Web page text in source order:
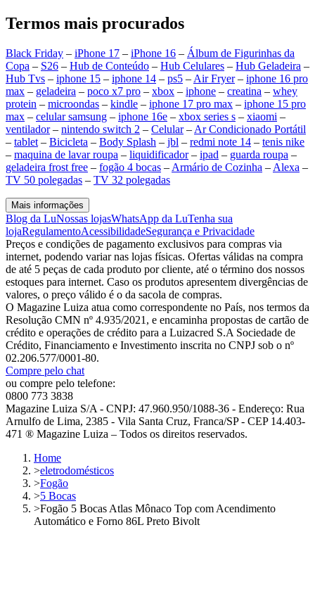
Termos mais procurados
Black Friday – iPhone 17 – iPhone 16 – Álbum de Figurinhas da
Copa – S26 – Hub de Conteúdo – Hub Celulares – Hub Geladeira –
Hub Tvs – iphone 15 – iphone 14 – ps5 – Air Fryer– iphone 16 pro
max – geladeira – poco x7 pro – xbox – iphone – creatina – whey
protein – microondas – kindle – iphone 17 pro max – iphone 15 pro
max – celular samsung – iphone 16e – xbox series s – xiaomi –
ventilador– nintendo switch 2 – Celular– Ar Condicionado Portátil
– tablet – Bicicleta – Body Splash – jbl – redmi note 14 – tenis nike
– maquina de lavar roupa – liquidificador– ipad – guarda roupa –
geladeira frost free – fogão 4 bocas – Armário de Cozinha – Alexa –
TV 50 polegadas – TV 32 polegadas
Mais informações
Blog da LuNossas lojasWhatsApp da LuTenha sua
lojaRegulamentoAcessibilidadeSegurança e Privacidade
Preços e condições de pagamento exclusivos para compras via
internet, podendo variar nas lojas físicas. Ofertas válidas na compra
de até 5 peças de cada produto por cliente, até o término dos nossos
estoques para internet. Caso os produtos apresentem divergências de
valores, o preço válido é o da sacola de compras.
O Magazine Luiza atua como correspondente no País, nos termos da
Resolução CMN nº 4.935/2021, e encaminha propostas de cartão de
crédito e operações de crédito para a Luizacred S.A Sociedade de
Crédito, Financiamento e Investimento inscrita no CNPJ sob o nº
02.206.577/0001-80.
Compre pelo chat
ou compre pelo telefone:
0800 773 3838
Magazine Luiza S/A - CNPJ: 47.960.950/1088-36 - Endereço: Rua
Arnulfo de Lima, 2385 - Vila Santa Cruz, Franca/SP - CEP 14.403-
471 ® Magazine Luiza – Todos os direitos reservados.
Home
>eletrodomésticos
>Fogão
>5 Bocas
>Fogão 5 Bocas Atlas Mônaco Top com Acendimento
Automático e Forno 86L Preto Bivolt